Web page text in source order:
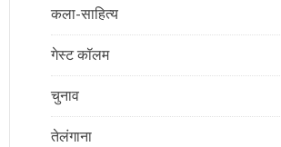
कला-साहित्य
गेस्ट कॉलम
चुनाव
तेलंगाना